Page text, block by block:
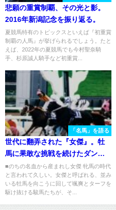
悲願の重賞制覇、その光と影。
2016年新潟記念を振り返る。
夏競馬特有のトピックスといえば『初重賞
制覇の人馬』が挙げられるでしょう。たと
えば、2022年の夏競馬でも今村聖奈騎
手、杉原誠人騎手など初重賞...
「名馬」を語る
世代に翻弄された『女傑』。牡
馬に果敢な挑戦を続けたダンス
パートナーの物語
■のちの名血から産まれし女傑 牝馬の時代
と言われて久しい。女傑と呼ばれる、並み
いる牡馬を向こうに回して颯爽とターフを
駆け抜ける駿馬たちが、そ...